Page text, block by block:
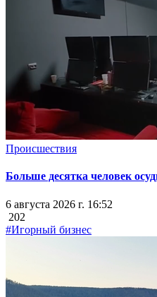
Происшествия
Больше десятка человек
6 августа 2026 г. 16:52
202
#Игорный бизнес